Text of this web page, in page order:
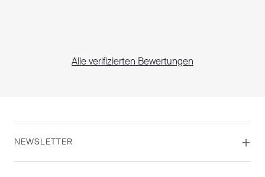
Alle verifizierten Bewertungen
NEWSLETTER